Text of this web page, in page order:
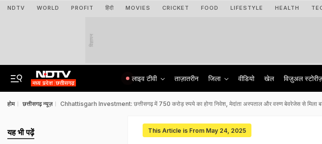
NDTV WORLD PROFIT हिंदी MOVIES CRICKET FOOD LIFESTYLE HEALTH
विज्ञापन
लाइव टीवी ताज़ातरीन जिला वीडियो खेल विज़ुअल
होम छत्तीसगढ़ न्यूज़ Chhattisgarh Investment: छत्तीसगढ़ में 750 करोड़ रुपये का होगा निवेश, मेदांता अस्पताल और वरुण बेवरेजेस से मिला
This Article is From May 24, 2025
यह भी पढ़ें